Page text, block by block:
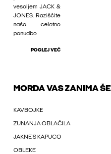
vesoljem JACK &
JONES. Raziščite
našo celotno
ponudbo
POGLEJ VEČ
MORDA VAS ZANIMA ŠE
KAVBOJKE
ZUNANJA OBLAČILA
JAKNE S KAPUCO
OBLEKE